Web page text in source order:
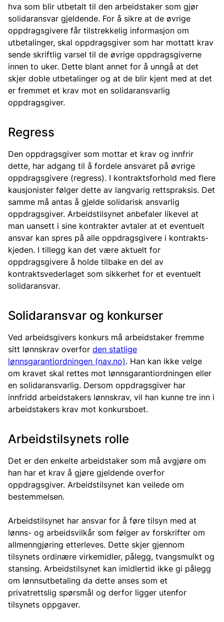
hva som blir utbetalt til den arbeidstaker som gjør
solidaransvar gjeldende. For å sikre at de øvrige
oppdragsgivere får tilstrekkelig informasjon om
utbetalinger, skal oppdragsgiver som har mottatt krav
sende skriftlig varsel til de øvrige oppdragsgiverne
innen to uker. Dette blant annet for å unngå at det
skjer doble utbetalinger og at de blir kjent med at det
er fremmet et krav mot en solidaransvarlig
oppdragsgiver.
Regress
Den oppdragsgiver som mottar et krav og innfrir
dette, har adgang til å fordele ansvaret på øvrige
oppdragsgivere (regress). I kontraktsforhold med flere
kausjonister følger dette av langvarig rettspraksis. Det
samme må antas å gjelde solidarisk ansvarlig
oppdragsgiver. Arbeidstilsynet anbefaler likevel at
man uansett i sine kontrakter avtaler at et eventuelt
ansvar kan spres på alle oppdragsgivere i kontrakts-
kjeden. I tillegg kan det være aktuelt for
oppdragsgivere å holde tilbake en del av
kontraktsvederlaget som sikkerhet for et eventuelt
solidaransvar.
Solidaransvar og konkurser
Ved arbeidsgivers konkurs må arbeidstaker fremme
sitt lønnskrav overfor den statlige
lønnsgarantiordningen (nav.no). Han kan ikke velge
om kravet skal rettes mot lønnsgarantiordningen eller
en solidaransvarlig. Dersom oppdragsgiver har
innfridd arbeidstakers lønnskrav, vil han kunne tre inn i
arbeidstakers krav mot konkursboet.
Arbeidstilsynets rolle
Det er den enkelte arbeidstaker som må avgjøre om
han har et krav å gjøre gjeldende overfor
oppdragsgiver. Arbeidstilsynet kan veilede om
bestemmelsen.
Arbeidstilsynet har ansvar for å føre tilsyn med at
lønns- og arbeidsvilkår som følger av forskrifter om
allmenngjøring etterleves. Dette skjer gjennom
tilsynets ordinære virkemidler, pålegg, tvangsmulkt og
stansing. Arbeidstilsynet kan imidlertid ikke gi pålegg
om lønnsutbetaling da dette anses som et
privatrettslig spørsmål og derfor ligger utenfor
tilsynets oppgaver.